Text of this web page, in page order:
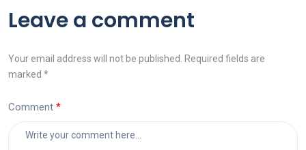
Leave a comment
Your email address will not be published. Required fields are
marked *
Comment